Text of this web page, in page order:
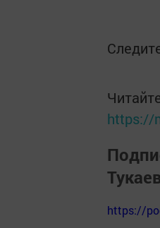
https://
https://